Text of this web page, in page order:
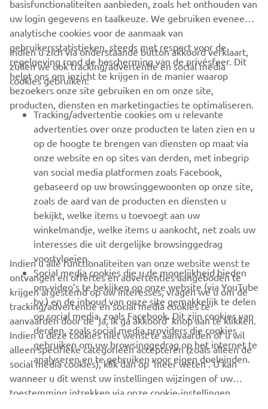
CORPORATE
BUSINESS
MEER YAMAHA
SUPPORT
NIEUWSBRIEF
Wees de eerste die meer te weten komt over de nieuwste deals,
speciale evenementen, nieuwe producten en nog veel meer
ABONNEREN
Lees ons privacybeleid om te leren hoe we uw persoonlijke
gegevens verwerken:Privacyverklaring
Belgium (Dutch)
basisfunctionaliteiten aanbieden, zoals het onthouden van
uw login gegevens en taalkeuze. We gebruiken eveneens
analytische cookies voor de aanmaak van
gebruikersstatistieken, steeds met respect voor de
regelgeving rond de bescherming van de privésfeer. Dit
helpt ons om inzicht te krijgen in de manier waarop
bezoekers onze site gebruiken en om onze site,
producten, diensten en marketingacties te optimaliseren.
Indien u zich via onderstaande button akkoord verklaart,
zullen we ook tracking/advertentie en social media
cookies gebruiken:
Tracking/advertentie cookies om u relevante
advertenties over onze producten te laten zien en u
op de hoogte te brengen van diensten op maat via
onze website en op sites van derden, met inbegrip
van social media platformen zoals Facebook,
gebaseerd op uw browsinggewoonten op onze site,
zoals de aard van de producten en diensten u
bekijkt, welke items u toevoegt aan uw
winkelmandje, welke items u aankocht, net zoals uw
interesses die uit dergelijke browsinggedrag
voortvloeien.
Social media cookies die u de mogelijkheid bieden
om video’s te bekijken op onze website (via YouTube
bv.) en de inhoud van onze site gemakkelijk te delen
op social media, zoals Facebook. Dit zijn cookies van
derden, zoals social media providers die cookies
gebruiken om uw browsinggedrag op het internet te
analyseren en te gebruiken voor eigen doeleinden.
Indien u alle functionaliteiten van onze website wenst te
ontvangen en offertes en advertenties aangeboden te
krijgen afgestemd op uw interesses, vragen we u om de
tracking/advertentie en social media cookies te
aanvaarden door de ‘ja, ik ga akkoord’ knop aan te klikken.
Indien u deze cookies niet wenst te aanvaarden of u wil
alleen specifieke categorieën accepteren (zoals alleen de
social media cookies), klik dan op ‘meer weten’. U kan
wanneer u dit wenst uw instellingen wijzingen of uw
toestemming intrekken via onze cookie-instellingen.